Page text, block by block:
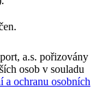
a.s. pořizovány
osob v souladu
a ochranu osobních